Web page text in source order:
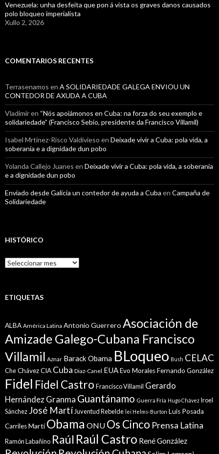
Venezuela: unha desfeita que pon á vista os graves danos causados
polo bloqueo imperialista
Xullo 2, 2026
COMENTARIOS RECENTES
Terrasenamos en A SOLIDARIEDADE GALEGA ENVIOU UN
CONTEDOR DE AXUDA A CUBA
Vladimiren “Nós apoiámonos en Cuba: na forza do seu exemplo e
solidariedade” (Francisco Sebio, presidente da Francisco Villamil)
Isabel Mrtínez-Risco Valdivieso en Deixade vivir a Cuba: pola vida, a
soberanía e a dignidade dun pobo
Yolanda Callejo Juanes en Deixade vivir a Cuba: pola vida, a soberanía
e a dignidade dun pobo
Enviado desde Galicia un contedor de ayuda a Cuba en Campaña de
Solidariedade
HISTÓRICO
Histórico
ETIQUETAS
ALBA América Latina Antonio Guerrero Asociación de
Amizade Galego-Cubana Francisco
Villamil Aznar Barack Obama BLoqueo Bush CELAC
CheChávezCIA Cuba Diaz-Canel EUAEvo MoralesFernando González
Fidel Fidel Castro Francisco Villamil Gerardo
Hernández Granma Guantánamo Guerra Fría Hugo Chávez Iroel
Sánchez José Martí Juventud Rebelde lei Helms-Burton Luis Posada
CarrilesMartí Obama ONU Os Cinco Prensa Latina
Ramón Labañino Raúl Raúl Castro René González